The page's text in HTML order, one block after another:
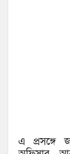
এ প্রসঙ্গে